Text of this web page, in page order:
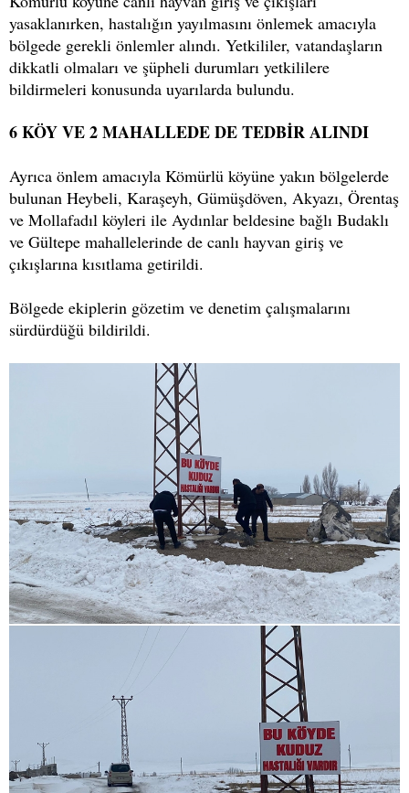
yasaklanırken, hastalığın yayılmasını önlemek amacıyla
bölgede gerekli önlemler alındı. Yetkililer, vatandaşların
dikkatli olmaları ve şüpheli durumları yetkililere
bildirmeleri konusunda uyarılarda bulundu.
6 KÖY VE 2 MAHALLEDE DE TEDBİR ALINDI
Ayrıca önlem amacıyla Kömürlü köyüne yakın bölgelerde
bulunan Heybeli, Karaşeyh, Gümüşdöven, Akyazı, Örentaş
ve Mollafadıl köyleri ile Aydınlar beldesine bağlı Budaklı
ve Gültepe mahallelerinde de canlı hayvan giriş ve
çıkışlarına kısıtlama getirildi.
Bölgede ekiplerin gözetim ve denetim çalışmalarını
sürdürdüğü bildirildi.